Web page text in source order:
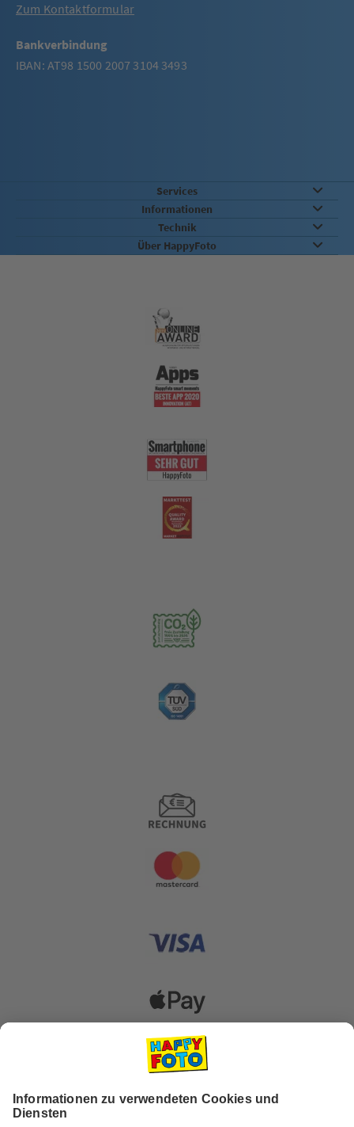
Zum Kontaktformular
Bankverbindung
IBAN: AT98 1500 2007 3104 3493
Services
Informationen
Technik
Über HappyFoto
Versanddienstleister